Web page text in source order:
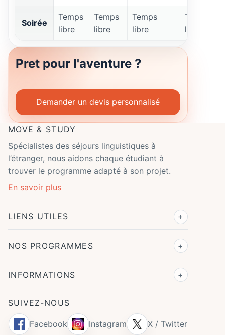
Soirée
Temps
libre
Temps
libre
Temps
libre
Temps
libre
Pret pour l'aventure ?
Demander un devis personnalisé
MOVE & STUDY
Spécialistes des séjours linguistiques à
l’étranger, nous aidons chaque étudiant à
trouver le programme adapté à son projet.
En savoir plus
LIENS UTILES
NOS PROGRAMMES
INFORMATIONS
SUIVEZ-NOUS
Facebook Instagram X / Twitter